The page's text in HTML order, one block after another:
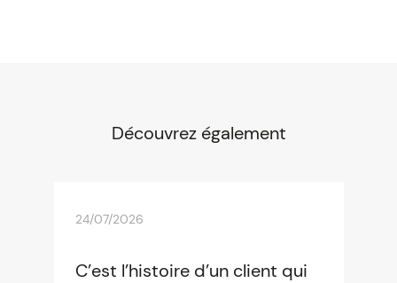
Découvrez également
24/07/2026
C’est l’histoire d’un client qui